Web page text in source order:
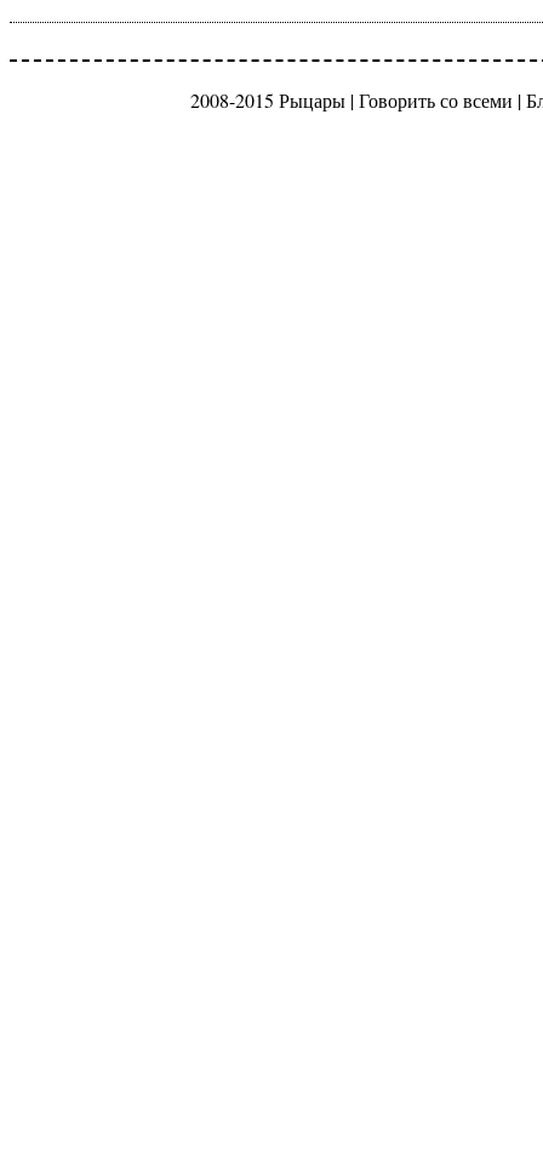
2008-2015 Рыцары |Говорить со всеми |